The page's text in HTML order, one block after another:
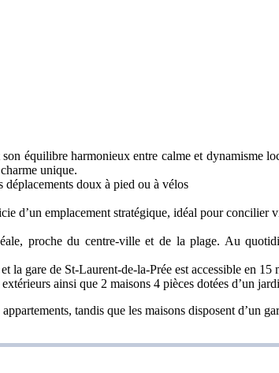
équilibre harmonieux entre calme et dynamisme
unique.
déplacements doux à pied ou à vélos
d’un emplacement stratégique, idéal pour concilier
proche du centre-ville et de la plage. Au
la gare de St-Laurent-de-la-Prée est accessible en
ainsi que 2 maisons 4 pièces dotées d’un
tandis que les maisons disposent d’un